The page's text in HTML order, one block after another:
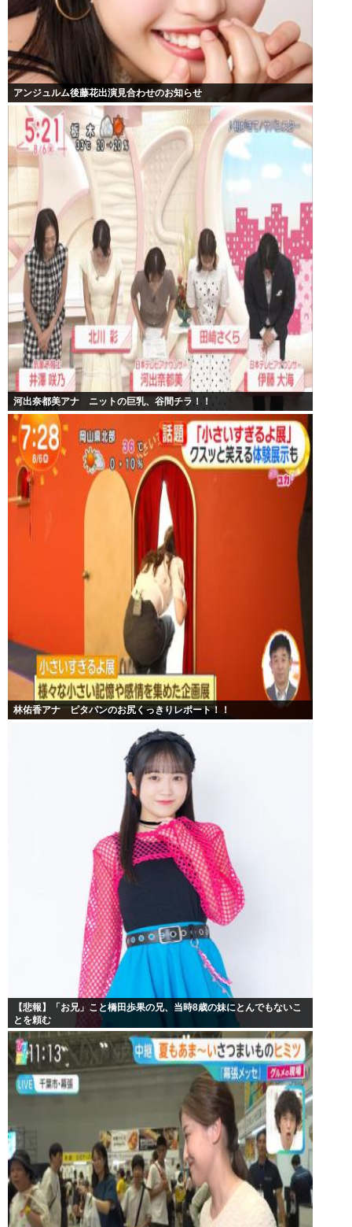
アンジュルム後藤花出演見合わせのお知らせ
河出奈都美アナ ニットの巨乳、谷間チラ！！
林佑香アナ ピタパンのお尻くっきりレポート！！
【悲報】「お兄」こと橋田歩果の兄、当時8歳の妹にとんでもないこ
とを頼む